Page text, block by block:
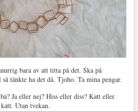
bara av att titta på det. Ska på
tänkte ha det då. Tjoho. Ta mina pengar.
Ja eller nej? Hiss eller diss? Katt eller
Utan tvekan.